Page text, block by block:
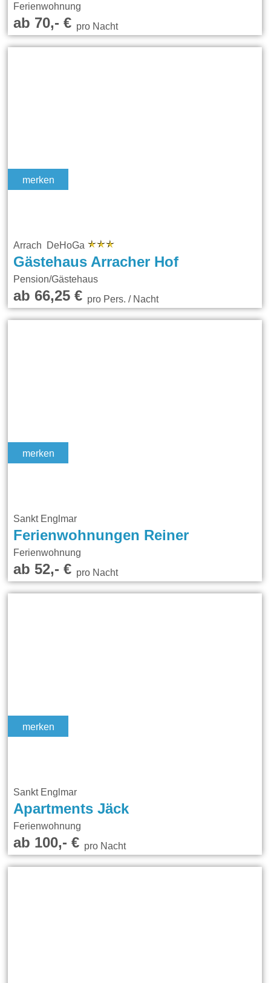
Ferienwohnung
ab 70,- €pro Nacht
merken
Arrach DeHoGa
Gästehaus Arracher Hof
Pension/Gästehaus
ab 66,25 €pro Pers. / Nacht
merken
Sankt Englmar
Ferienwohnungen Reiner
Ferienwohnung
ab 52,- €pro Nacht
merken
Sankt Englmar
Apartments Jäck
Ferienwohnung
ab 100,- €pro Nacht